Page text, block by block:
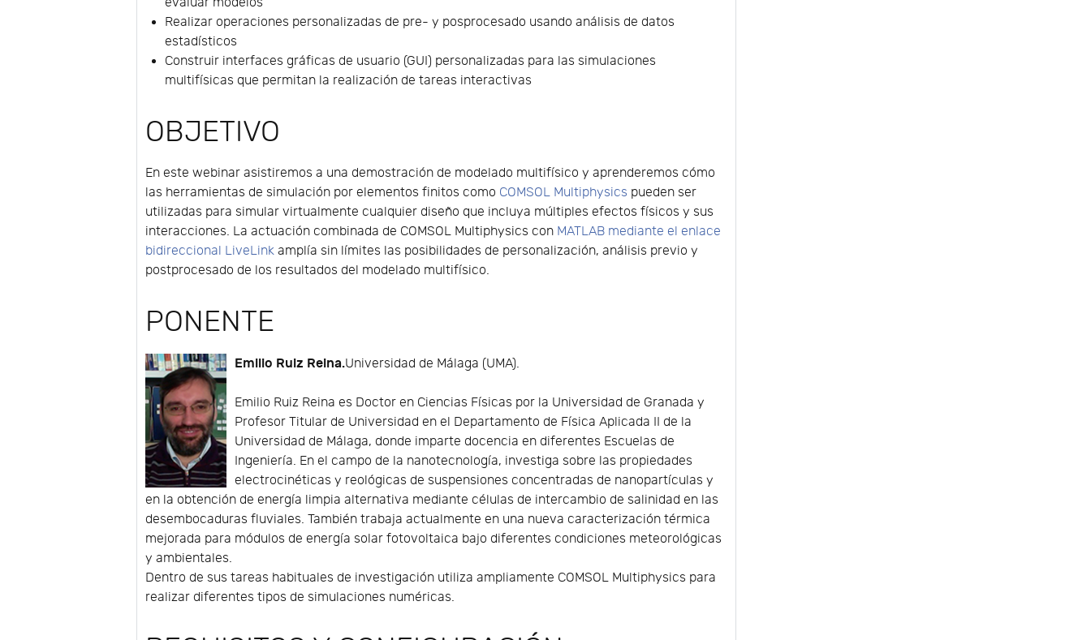
Realizar operaciones personalizadas de pre- y posprocesado usando análisis de datos
estadísticos
Construir interfaces gráficas de usuario (GUI) personalizadas para las simulaciones
multifísicas que permitan la realización de tareas interactivas
OBJETIVO
En este webinar asistiremos a una demostración de modelado multifísico y aprenderemos cómo
las herramientas de simulación por elementos finitos como COMSOL Multiphysics pueden ser
utilizadas para simular virtualmente cualquier diseño que incluya múltiples efectos físicos y sus
interacciones. La actuación combinada de COMSOL Multiphysics con MATLAB mediante el enlace
bidireccional LiveLink amplía sin límites las posibilidades de personalización, análisis previo y
postprocesado de los resultados del modelado multifísico.
PONENTE
Emilio Ruiz Reina.Universidad de Málaga (UMA).
Emilio Ruiz Reina es Doctor en Ciencias Físicas por la Universidad de Granada y
Profesor Titular de Universidad en el Departamento de Física Aplicada II de la
Universidad de Málaga, donde imparte docencia en diferentes Escuelas de
Ingeniería. En el campo de la nanotecnología, investiga sobre las propiedades
electrocinéticas y reológicas de suspensiones concentradas de nanopartículas y
en la obtención de energía limpia alternativa mediante células de intercambio de salinidad en las
desembocaduras fluviales. También trabaja actualmente en una nueva caracterización térmica
mejorada para módulos de energía solar fotovoltaica bajo diferentes condiciones meteorológicas
y ambientales.
Dentro de sus tareas habituales de investigación utiliza ampliamente COMSOL Multiphysics para
realizar diferentes tipos de simulaciones numéricas.